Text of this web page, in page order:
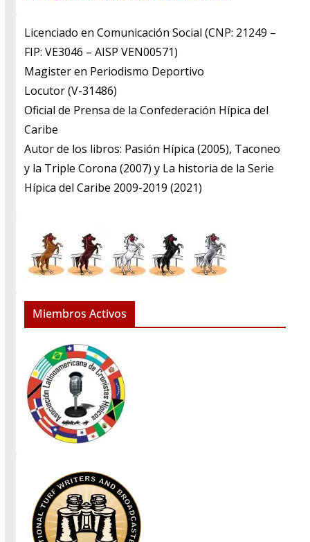
Licenciado en Comunicación Social (CNP: 21249 –
FIP: VE3046 – AISP VEN00571)
​Magister en Periodismo Deportivo
​Locutor (V-31486)
​Oficial de Prensa de la Confederación Hípica del
Caribe
​Autor de los libros: Pasión Hípica (2005), Taconeo
y la Triple Corona (2007) y La historia de la Serie
Hípica del Caribe 2009-2019 (2021)
Miembros Activos